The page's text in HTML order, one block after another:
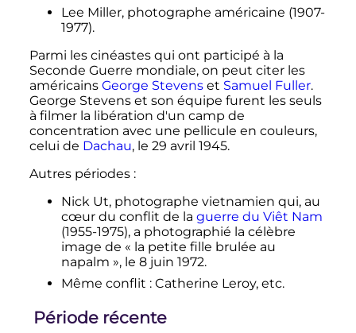
Lee Miller, photographe américaine (1907-
1977).
Parmi les cinéastes qui ont participé à la
Seconde Guerre mondiale, on peut citer les
américains George Stevenset Samuel Fuller.
George Stevens et son équipe furent les seuls
à filmer la libération d'un camp de
concentration avec une pellicule en couleurs,
celui de Dachau, le 29 avril 1945.
Autres périodes :
Nick Ut, photographe vietnamien qui, au
cœur du conflit de la guerre du Viêt Nam
(1955-1975), a photographié la célèbre
image de « la petite fille brulée au
napalm », le 8 juin 1972.
Même conflit : Catherine Leroy, etc.
Période récente